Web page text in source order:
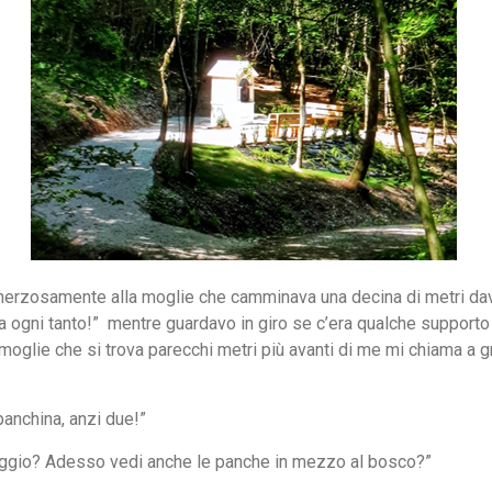
alla moglie che camminava una decina di metri
ogni tanto!” mentre guardavo in giro se c’era qualche
che si trova parecchi metri più avanti di me mi chiama a
anzi due!”
Adesso vedi anche le panche in mezzo al bosco?”